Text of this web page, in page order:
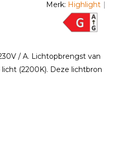
AccountMerk: Highlight
/ A. Lichtopbrengst van
(2200K). Deze lichtbron